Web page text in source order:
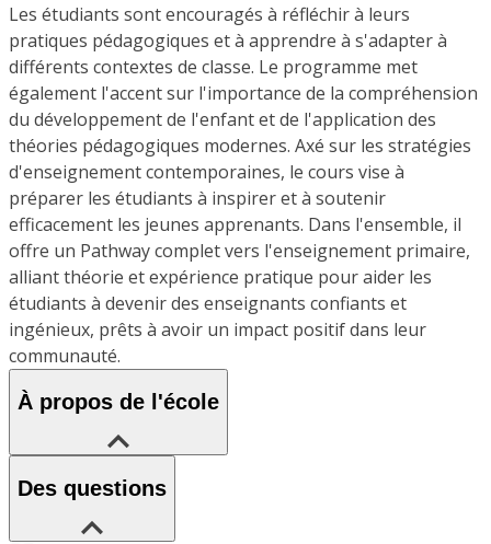
Les étudiants sont encouragés à réfléchir à leurs
pratiques pédagogiques et à apprendre à s'adapter à
différents contextes de classe. Le programme met
également l'accent sur l'importance de la compréhension
du développement de l'enfant et de l'application des
théories pédagogiques modernes. Axé sur les stratégies
d'enseignement contemporaines, le cours vise à
préparer les étudiants à inspirer et à soutenir
efficacement les jeunes apprenants. Dans l'ensemble, il
offre un Pathway complet vers l'enseignement primaire,
alliant théorie et expérience pratique pour aider les
étudiants à devenir des enseignants confiants et
ingénieux, prêts à avoir un impact positif dans leur
communauté.
À propos de l'école
Des questions